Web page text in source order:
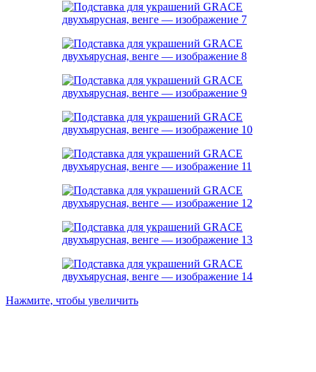
Нажмите, чтобы увеличить